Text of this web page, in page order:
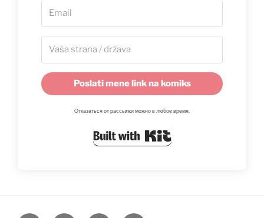
Poslati mene link na komiks
Отказаться от рассылки можно в любое время.
Built with Kit